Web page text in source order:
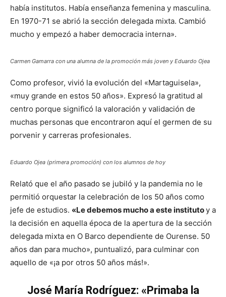
había institutos. Había enseñanza femenina y masculina.
En 1970-71 se abrió la sección delegada mixta. Cambió
mucho y empezó a haber democracia interna».
Carmen Gamarra con una alumna de la promoción más joven y Eduardo Ojea
Como profesor, vivió la evolución del «Martaguisela»,
«muy grande en estos 50 años». Expresó la gratitud al
centro porque significó la valoración y validación de
muchas personas que encontraron aquí el germen de su
porvenir y carreras profesionales.
Eduardo Ojea (primera promoción) con los alumnos de hoy
Relató que el año pasado se jubiló y la pandemia no le
permitió orquestar la celebración de los 50 años como
jefe de estudios. «Le debemos mucho a este institutoy a
la decisión en aquella época de la apertura de la sección
delegada mixta en O Barco dependiente de Ourense. 50
años dan para mucho», puntualizó, para culminar con
aquello de «¡a por otros 50 años más!».
José María Rodríguez: «Primaba la